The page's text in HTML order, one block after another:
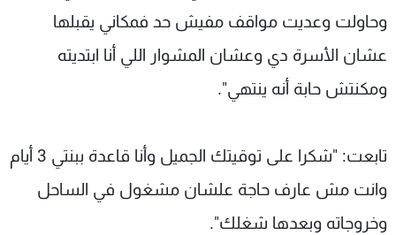
وحاولت وعديت مواقف مفيش حد فمكاني يقبلها
عشان الأسرة دي وعشان المشوار اللي أنا ابتديته
ومكنتش حابة أنه ينتهي".
تابعت: "شكرا على توقيتك الجميل وأنا قاعدة ببنتي 3 أيام
وانت مش عارف حاجة علشان مشغول في الساحل
وخروجاته وبعدها شغلك".